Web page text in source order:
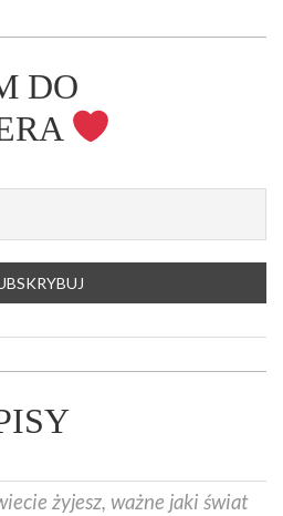
DO
żyjesz, ważne jaki świat